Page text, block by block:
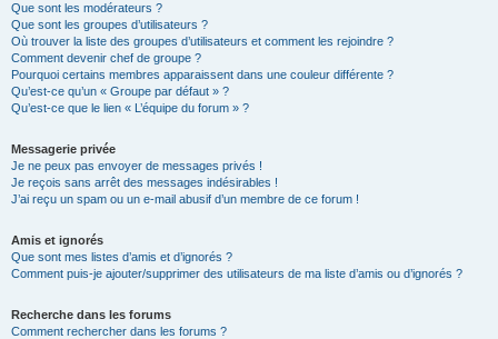
Que sont les modérateurs ?
Que sont les groupes d’utilisateurs ?
Où trouver la liste des groupes d’utilisateurs et comment les rejoindre ?
Comment devenir chef de groupe ?
Pourquoi certains membres apparaissent dans une couleur différente ?
Qu’est-ce qu’un « Groupe par défaut » ?
Qu’est-ce que le lien « L’équipe du forum » ?
Messagerie privée
Je ne peux pas envoyer de messages privés !
Je reçois sans arrêt des messages indésirables !
J’ai reçu un spam ou un e-mail abusif d’un membre de ce forum !
Amis et ignorés
Que sont mes listes d’amis et d’ignorés ?
Comment puis-je ajouter/supprimer des utilisateurs de ma liste d’amis ou d’ignorés ?
Recherche dans les forums
Comment rechercher dans les forums ?